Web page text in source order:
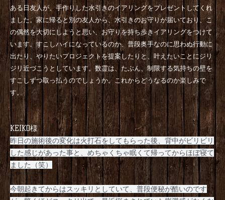
ある日友人が、手作りした水引きのイアリングをプレゼントしてくれ
ました。家に帰ると別の友人から、水引きのお守りが届いており、こ
の偶然を大切にしようと思い、お守りを持ち歩きイアリングをつけて
います。すこしハイになっているのか、普段奥手なのに思わぬ行動に
出たり、やりたいプロジェクトを提案したりと、 叶えたいことにジリ
ジリ近づこうとしています。数霊は、たぶん、制限する気持ちの壁を
すこしずつ取っ払うのでしょうか。これからどうなるのか楽しみで
す。
KEIKO様
昨日の施術後の変化は火打石をしてもらった後、背中がビリビリ
した感じがあった事と、めちゃくちゃ眠くて帰ってからほぼ寝て
ました（笑）
今朝起きてからはスッキリとしていて、普段便秘が酷いのです